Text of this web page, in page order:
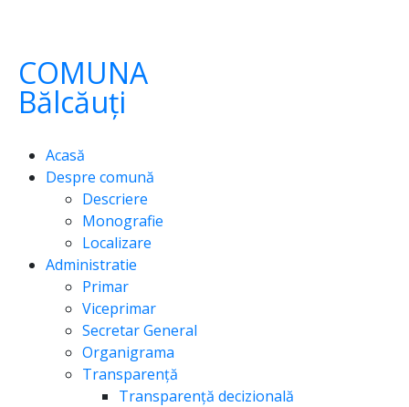
COMUNA
Bălcăuți
Acasă
Despre comună
Descriere
Monografie
Localizare
Administratie
Primar
Viceprimar
Secretar General
Organigrama
Transparență
Transparență decizională